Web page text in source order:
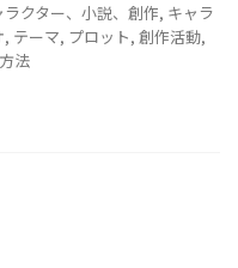
ラクター、小説、創作, キャラ
, テーマ, プロット, 創作活動,
法